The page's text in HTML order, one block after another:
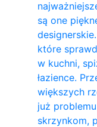
są one
które
w kuchni,
łazience.
większych
już
skrzynkom,